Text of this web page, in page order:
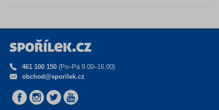
461 100 150 (Po–Pá 9.00–16.00)
obchod@sporilek.cz